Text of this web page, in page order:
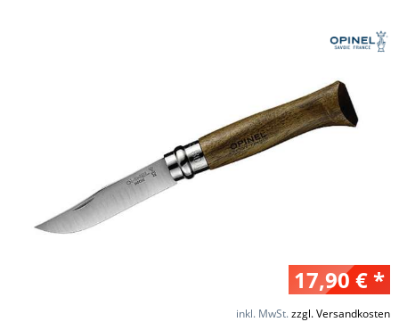
17,90 € *
inkl. MwSt.zzgl. Versandkosten